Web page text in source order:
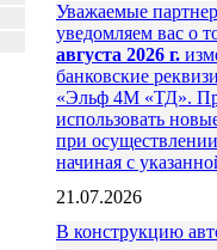
Уважаемые
уведомляем вас о
августа 2026 г.
банковские
«Эльф 4М «ТД».
использовать
при
начиная с
21.07.2026
В конструкцию